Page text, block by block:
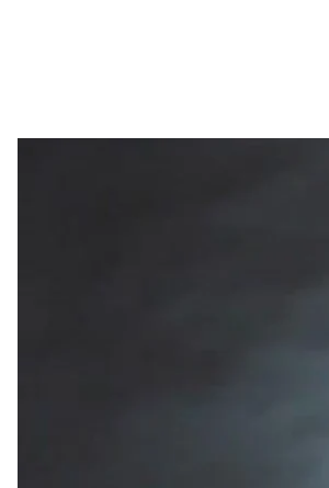
Детективи Національного
адміністрації Валентина
«Схеми»
За їхніми даними, обшуки
зокрема в кабінеті Резніченка.
відповідальним за закупівлі в
Крім того, обшуки провели у
підприємствах та у пов'язаних